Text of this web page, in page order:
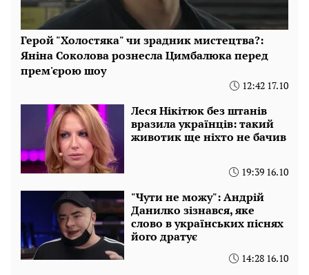
Герой "Холостяка" чи зрадник мистецтва?:
Яніна Соколова рознесла Цимбалюка перед
прем'єрою шоу
12:42 17.10
Леся Нікітюк без штанів
вразила українців: такий
животик ще ніхто не бачив
19:39 16.10
"Чути не можу": Андрій
Данилко зізнався, яке
слово в українських піснях
його дратує
14:28 16.10